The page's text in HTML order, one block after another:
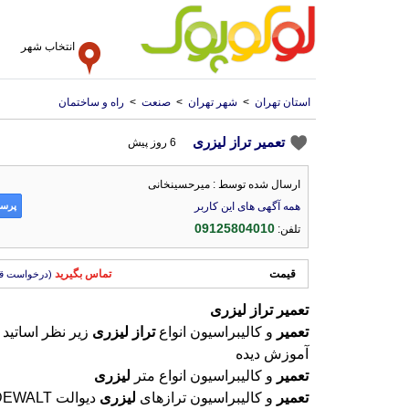
انتخاب شهر
استان تهران > شهر تهران > صنعت > راه و ساختمان
تعمیر تراز لیزری 6 روز پیش
ارسال شده توسط : میرحسینخانی
همه آگهی های این کاربر
تلفن:09125804010
قیمت تماس بگیرید (درخواست
تعمیر تراز لیزری
تعمیر و کالیبراسیون انواعتراز لیزری زیر نظر
آموزش دیده
تعمیر و کالیبراسیون انواع متر لیزری
تعمیر و کالیبراسیون ترازهای لیزری